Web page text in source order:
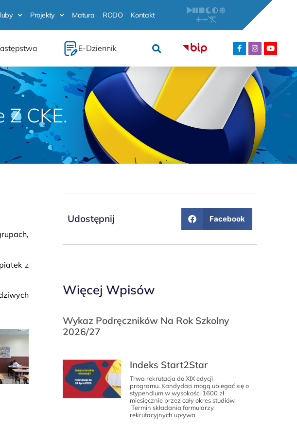
Projekty Matura RODO Kontakt
E-Dziennik
CKE.
z
Udostępnij Facebook
Więcej Wpisów
Wykaz Podręczników Na Rok Szkolny
2026/27
Indeks Start2Star
Trwa rekrutacja do XIX edycji
programu. Kandydaci mogą ubiegać się o
stypendium w wysokości 1600 zł
miesięcznie przez cały okres studiów.
Termin składania formularzy
rekrutacyjnych upływa